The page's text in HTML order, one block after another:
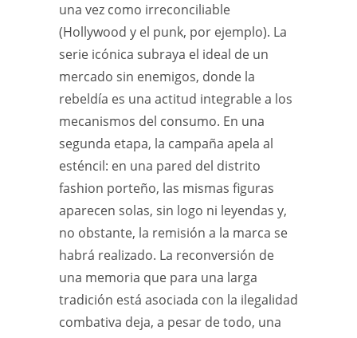
una vez como irreconciliable
(Hollywood y el punk, por ejemplo). La
serie icónica subraya el ideal de un
mercado sin enemigos, donde la
rebeldía es una actitud integrable a los
mecanismos del consumo. En una
segunda etapa, la campaña apela al
esténcil: en una pared del distrito
fashion porteño, las mismas figuras
aparecen solas, sin logo ni leyendas y,
no obstante, la remisión a la marca se
habrá realizado. La reconversión de
una memoria que para una larga
tradición está asociada con la ilegalidad
combativa deja, a pesar de todo, una